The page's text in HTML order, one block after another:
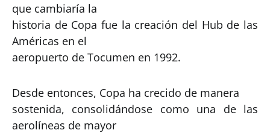
que cambiaría la
historia de Copa fue la creación del Hub de las
Américas en el
aeropuerto de Tocumen en 1992.
Desde entonces, Copa ha crecido de manera
sostenida, consolidándose como una de las
aerolíneas de mayor